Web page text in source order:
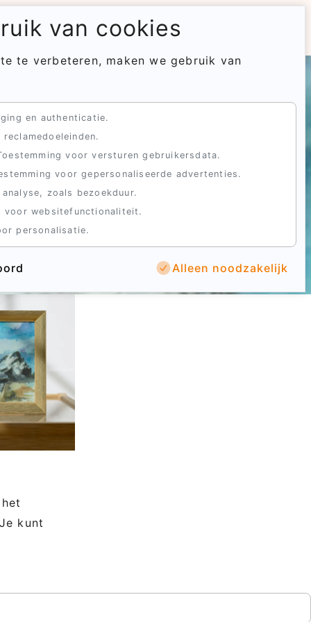
van cookies
te verbeteren, maken we gebruik van
en authenticatie.
voor versturen gebruikersdata.
voor gepersonaliseerde advertenties.
zoals bezoekduur.
voor websitefunctionaliteit.
personalisatie.
Alleen noodzakelijk
een
op
kunt